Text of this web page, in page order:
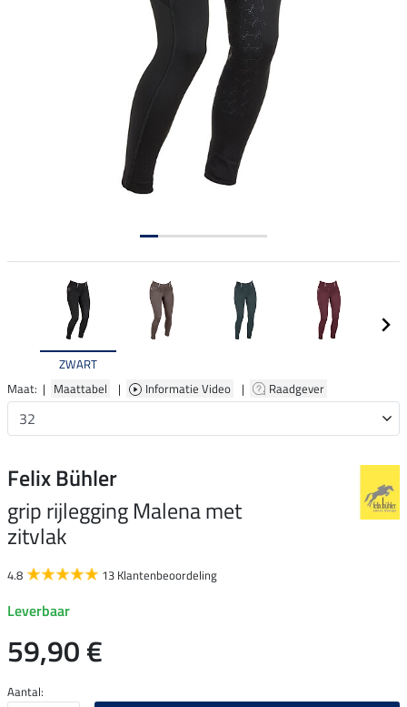
ZWART
Maat: | Maattabel | Informatie Video | Raadgever
Felix Bühler
grip rijlegging Malena met
zitvlak
4.8 13 Klantenbeoordeling
Leverbaar
59,90 €
Aantal: